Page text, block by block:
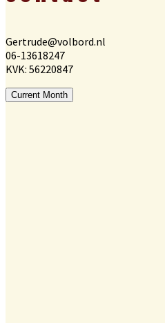
Gertrude@volbord.nl
06-13618247
KVK: 56220847
Current Month